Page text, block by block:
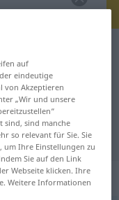
für
auf
eindeutige
von Akzeptieren
„Wir und unsere
sind, sind manche
so relevant für Sie. Sie
um Ihre Einstellungen zu
Sie auf den Link
Webseite klicken. Ihre
Weitere Informationen